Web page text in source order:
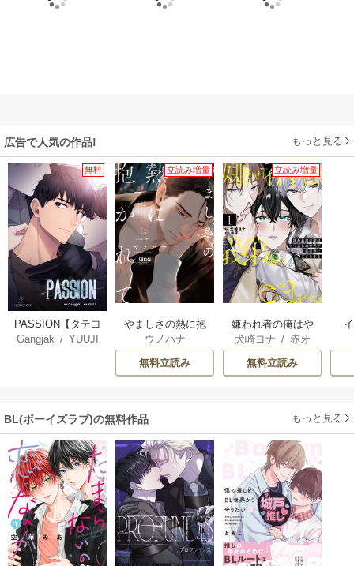
広告で人気の作品! もっと見る
無料
PASSION【タテヨ
ミ】
Gangjak / YUUJI
立読み増量
やましさの熱に抱
かれて 【電子限定
特典付き】
ウノハナ
無料立読み
立読み増量
嫌われ者の俺はや
り直しの世界で義
弟達にごまをする
【シーモア限定
犬崎ヨナ / 赤牙
無料立読み
BL(ボーイズラブ)の無料作品 もっと見る